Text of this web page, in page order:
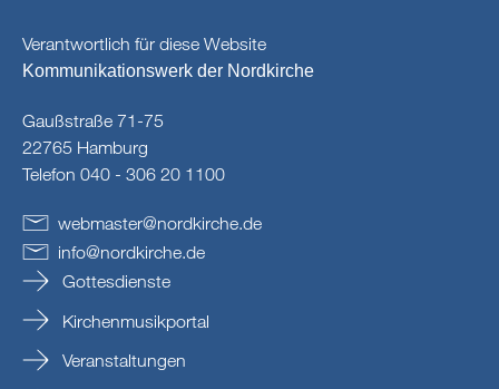
Verantwortlich für diese Website
Kommunikationswerk der Nordkirche
Gaußstraße 71-75
22765 Hamburg
Telefon 040 - 306 20 1100
webmaster@nordkirche.de
info@nordkirche.de
Gottesdienste
Kirchenmusikportal
Veranstaltungen